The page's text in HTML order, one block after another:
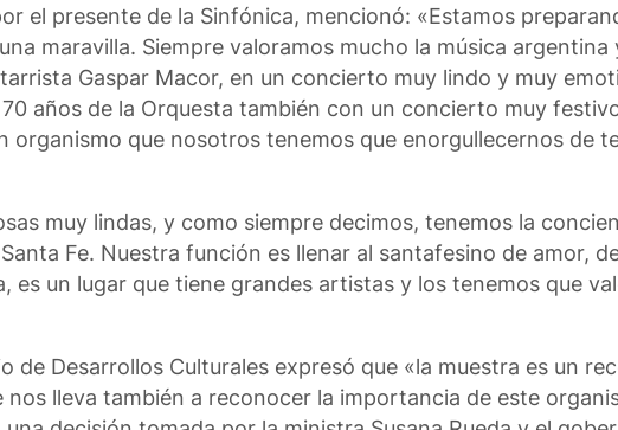
el presente de la Sinfónica, mencionó: «Estamos
maravilla. Siempre valoramos mucho la música
Gaspar Macor, en un concierto muy lindo y muy
años de la Orquesta también con un concierto muy
organismo que nosotros tenemos que enorgullecernos de
muy lindas, y como siempre decimos, tenemos la
Fe. Nuestra función es llenar al santafesino de amor,
es un lugar que tiene grandes artistas y los tenemos que
de Desarrollos Culturales expresó que «la muestra es un
lleva también a reconocer la importancia de este